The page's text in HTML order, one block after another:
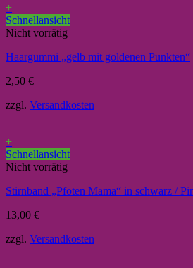
+
Schnellansicht
Nicht vorrätig
Haargummi „gelb mit goldenen Punkten“
2,50 €
zzgl. Versandkosten
+
Schnellansicht
Nicht vorrätig
Stirnband „Pfoten Mama“ in schwarz /
13,00 €
zzgl. Versandkosten